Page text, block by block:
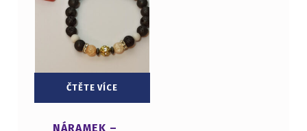
ČTĚTE VÍCE
NÁRAMEK –